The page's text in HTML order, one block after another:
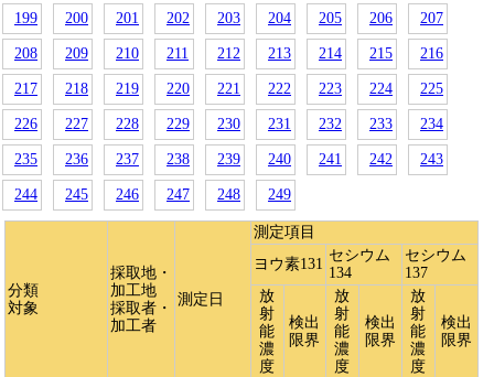
199 200 201 202 203 204 205 206 207
208 209 210 211 212 213 214 215 216
217 218 219 220 221 222 223 224 225
226 227 228 229 230 231 232 233 234
235 236 237 238 239 240 241 242 243
244 245 246 247 248 249
分類
対象
採取地・
加工地
採取者・
加工者
測定日
測定項目
ヨウ素131
セシウム
134
セシウム
137
放
射
能
濃
度
検出
限界
放
射
能
濃
度
検出
限界
放
射
能
濃
度
検出
限界